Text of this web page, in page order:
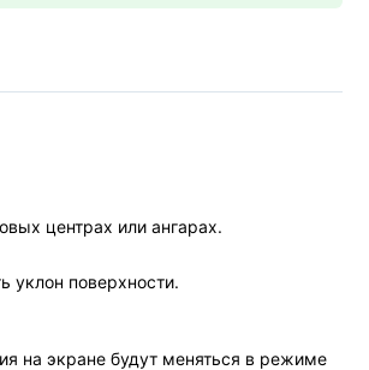
центрах или ангарах.
уклон поверхности.
на экране будут меняться в режиме